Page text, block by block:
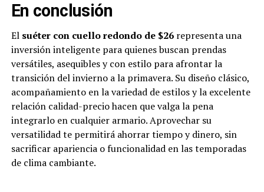
En conclusión
El suéter con cuello redondo de $26representa una
inversión inteligente para quienes buscan prendas
versátiles, asequibles y con estilo para afrontar la
transición del invierno a la primavera. Su diseño clásico,
acompañamiento en la variedad de estilos y la excelente
relación calidad-precio hacen que valga la pena
integrarlo en cualquier armario. Aprovechar su
versatilidad te permitirá ahorrar tiempo y dinero, sin
sacrificar apariencia o funcionalidad en las temporadas
de clima cambiante.